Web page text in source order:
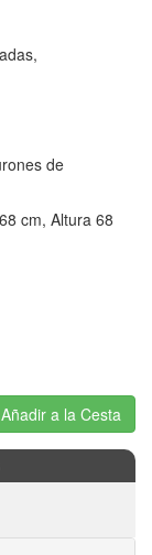
de
cm, Altura 68
Añadir a la Cesta